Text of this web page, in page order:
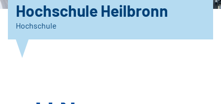
Hochschule Heilbronn
Hochschule